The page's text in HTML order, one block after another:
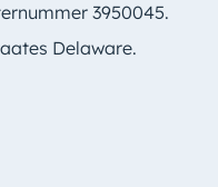
3950045.
Delaware.